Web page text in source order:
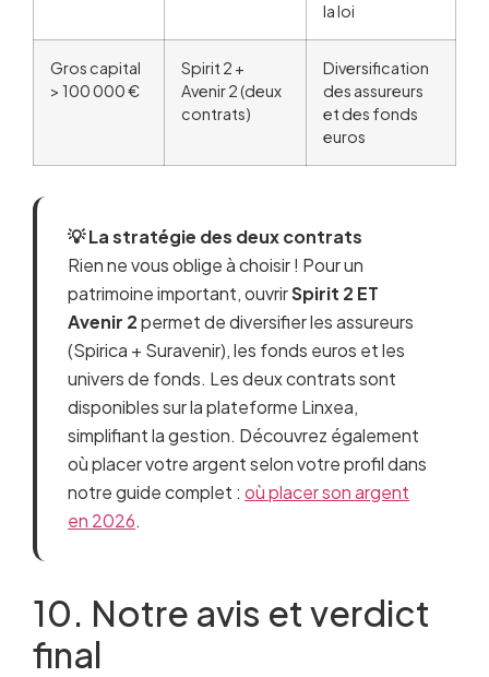
la loi
Gros capital
> 100 000 €
Spirit 2 +
Avenir 2 (deux
contrats)
Diversification
des assureurs
et des fonds
euros
💡 La stratégie des deux contrats
Rien ne vous oblige à choisir ! Pour un
patrimoine important, ouvrirSpirit 2 ET
Avenir 2permet de diversifier les assureurs
(Spirica + Suravenir), les fonds euros et les
univers de fonds. Les deux contrats sont
disponibles sur la plateforme Linxea,
simplifiant la gestion. Découvrez également
où placer votre argent selon votre profil dans
notre guide complet : où placer son argent
en 2026.
10. Notre avis et verdict
final